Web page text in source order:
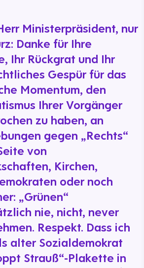
Ministerpräsident, nur
Danke für Ihre
Ihr Rückgrat und Ihr
Gespür für das
Momentum, den
Ihrer Vorgänger
zu haben, an
gegen „Rechts“
von
Kirchen,
oder noch
„Grünen“
nie, nicht, never
Respekt. Dass ich
alter Sozialdemokrat
Strauß“-Plakette in